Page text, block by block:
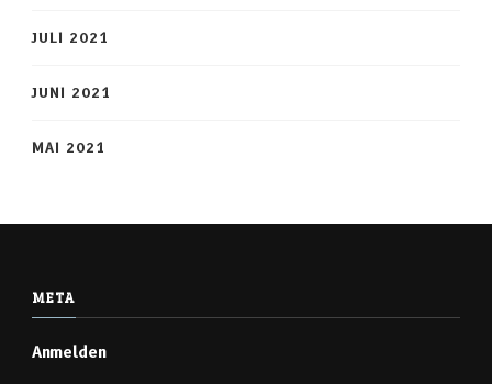
JULI 2021
JUNI 2021
MAI 2021
META
Anmelden